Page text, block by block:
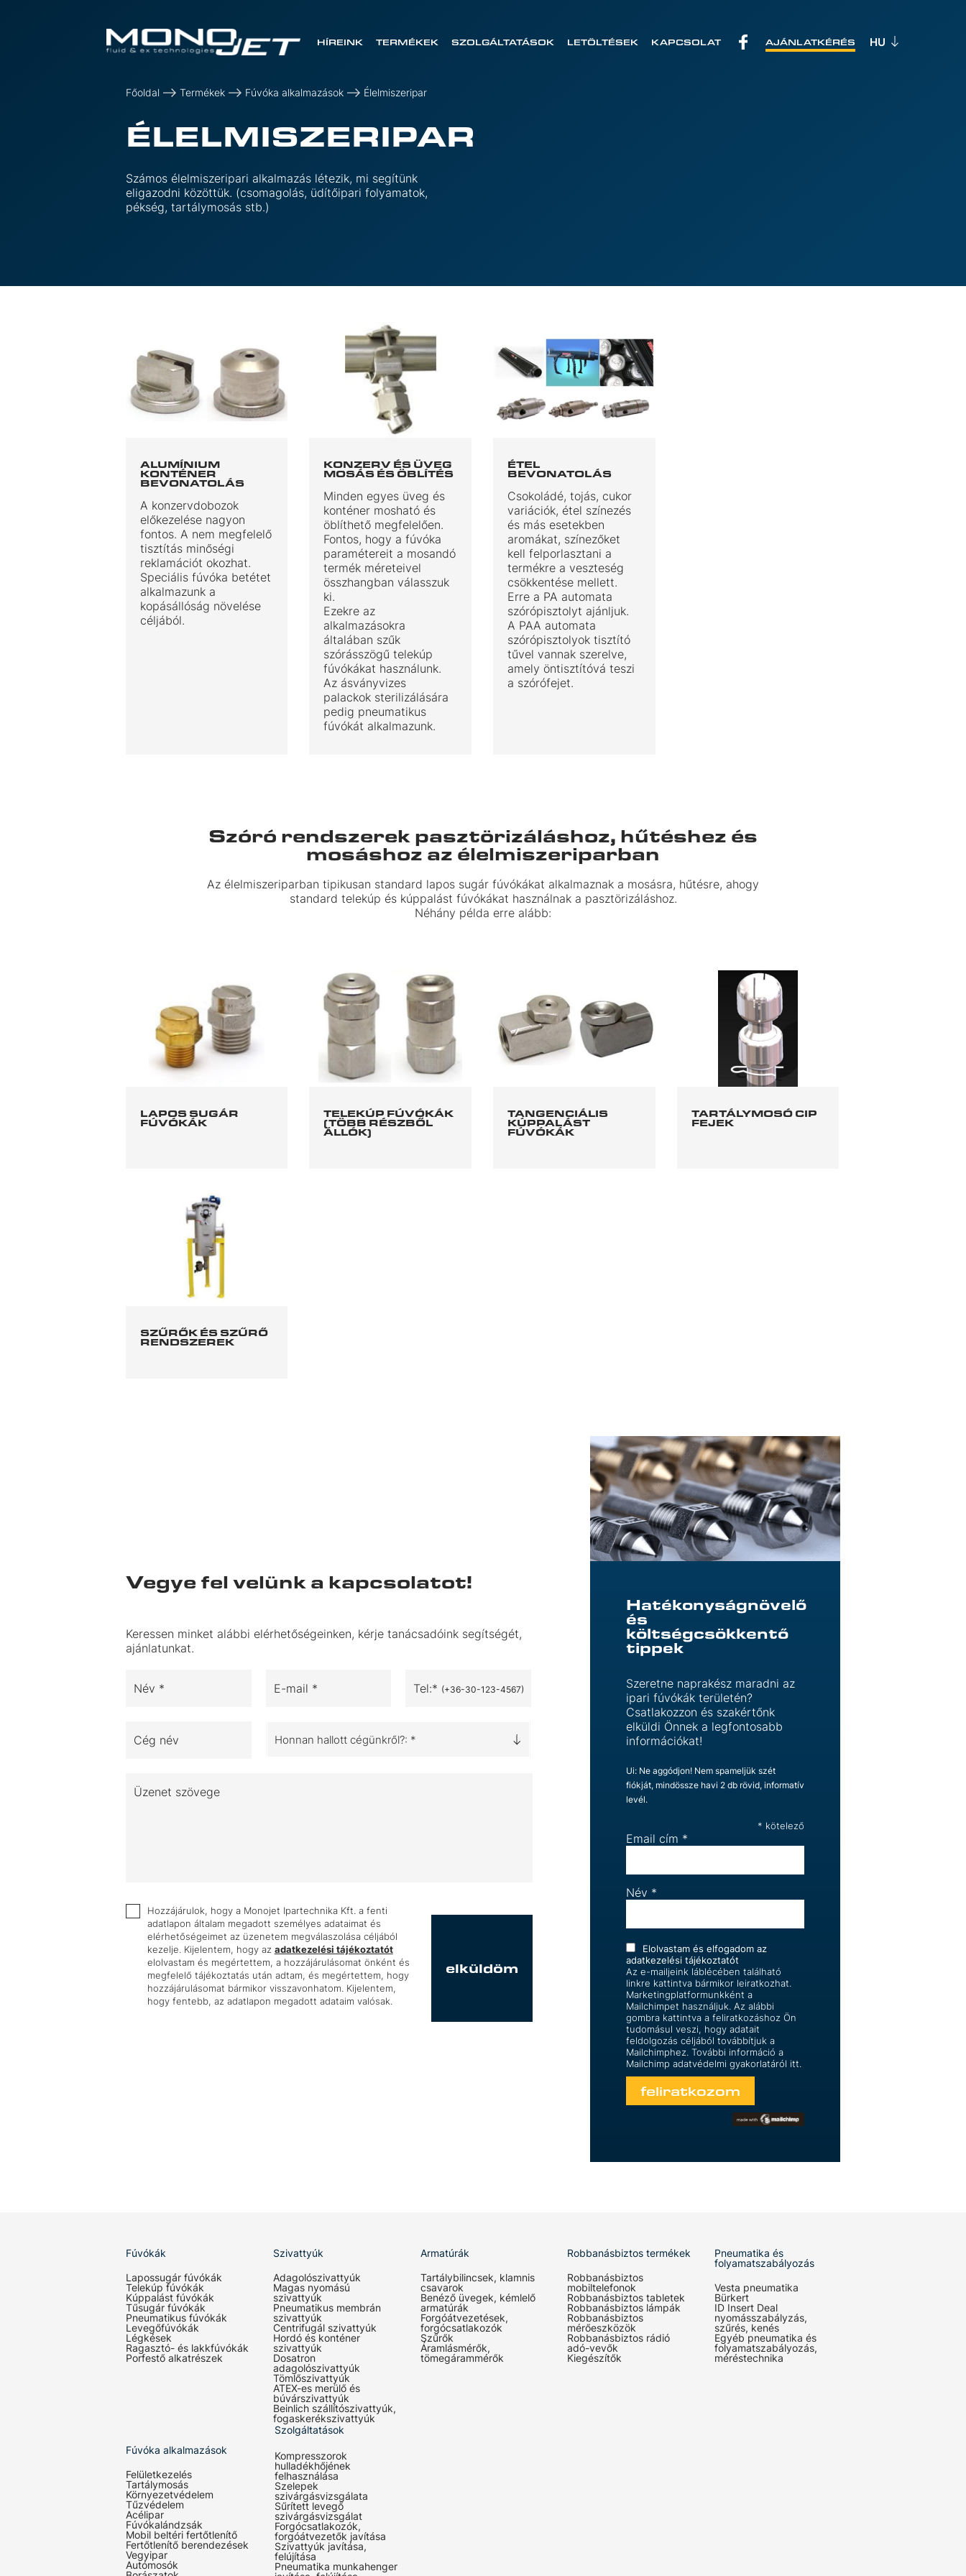
HÍREINK TERMÉKEK SZOLGÁLTATÁSOK LETÖLTÉSEK KAPCSOLAT AJÁNLATKÉRÉS
Ne maradjon le! Nézze meg a konkrét árakat és
termékeket!
megnézem az ajánlatokat
Főoldal Termékek Fúvóka alkalmazások Élelmiszeripar
ÉLELMISZERIPAR
Számos élelmiszeripari alkalmazás létezik, mi segítünk
eligazodni közöttük. (csomagolás, üdítőipari folyamatok,
pékség, tartálymosás stb.)
ALUMÍNIUM
KONTÉNER
BEVONATOLÁS
A konzervdobozok
előkezelése nagyon
fontos. A nem megfelelő
tisztítás minőségi
reklamációt okozhat.
Speciális fúvóka betétet
alkalmazunk a
kopásállóság növelése
céljából.
KONZERV ÉS ÜVEG
MOSÁS ÉS ÖBLÍTÉS
Minden egyes üveg és
konténer mosható és
öblíthető megfelelően.
Fontos, hogy a fúvóka
paramétereit a mosandó
termék méreteivel
összhangban válasszuk
ki.
Ezekre az
alkalmazásokra
általában szűk
szórásszögű telekúp
fúvókákat használunk.
Az ásványvizes
palackok sterilizálására
pedig pneumatikus
fúvókát alkalmazunk.
ÉTEL
BEVONATOLÁS
Csokoládé, tojás, cukor
variációk, étel színezés
és más esetekben
aromákat, színezőket
kell felporlasztani a
termékre a veszteség
csökkentése mellett.
Erre a PA automata
szórópisztolyt ajánljuk.
A PAA automata
szórópisztolyok tisztító
tűvel vannak szerelve,
amely öntisztítóvá teszi
a szórófejet.
Szóró rendszerek pasztörizáláshoz, hűtéshez és
mosáshoz az élelmiszeriparban
Az élelmiszeriparban tipikusan standard lapos sugár fúvókákat alkalmaznak a mosásra, hűtésre, ahogy
standard telekúp és kúppalást fúvókákat használnak a pasztörizáláshoz.
Néhány példa erre alább:
LAPOS SUGÁR
FÚVÓKÁK
TELEKÚP FÚVÓKÁK
(TÖBB RÉSZBŐL
ÁLLÓK)
TANGENCIÁLIS
KÚPPALÁST
FÚVÓKÁK
TARTÁLYMOSÓ CIP
FEJEK
SZŰRŐK ÉS SZŰRŐ
RENDSZEREK
Vegye fel velünk a kapcsolatot!
Keressen minket alábbi elérhetőségeinken, kérje tanácsadóink segítségét,
ajánlatunkat.
Név * E-mail * Tel:* (+36-30-123-4567)
Cég név Honnan hallott cégünkről?: *
Üzenet szövege
Hozzájárulok, hogy a Monojet Ipartechnika Kft. a fenti
adatlapon általam megadott személyes adataimat és
elérhetőségeimet az üzenetem megválaszolása céljából
kezelje. Kijelentem, hogy az adatkezelési tájékoztatót
elolvastam és megértettem, a hozzájárulásomat önként és
megfelelő tájékoztatás után adtam, és megértettem, hogy
hozzájárulásomat bármikor visszavonhatom. Kijelentem,
hogy fentebb, az adatlapon megadott adataim valósak.
elküldöm
Hatékonyságnövelő
és
költségcsökkentő
tippek
Szeretne naprakész maradni az
ipari fúvókák területén?
Csatlakozzon és szakértőnk
elküldi Önnek a legfontosabb
információkat!
Ui: Ne aggódjon! Nem spameljük szét
fiókját, mindössze havi 2 db rövid, informatív
levél.
* kötelező
Email cím *
Név *
Elolvastam és elfogadom az
adatkezelési tájékoztatót
Az e-mailjeink láblécében található
linkre kattintva bármikor leiratkozhat.
Marketingplatformunkként a
Mailchimpet használjuk. Az alábbi
gombra kattintva a feliratkozáshoz Ön
tudomásul veszi, hogy adatait
feldolgozás céljából továbbítjuk a
Mailchimphez. További információ a
Mailchimpadatvédelmi gyakorlatáról itt.
Fúvókák
Lapossugár fúvókák
Telekúp fúvókák
Kúppalást fúvókák
Tűsugár fúvókák
Pneumatikus fúvókák
Levegőfúvókák
Légkések
Ragasztó- és lakkfúvókák
Porfestő alkatrészek
Fúvóka alkalmazások
Felületkezelés
Tartálymosás
Környezetvédelem
Tűzvédelem
Acélipar
Fúvókalándzsák
Mobil beltéri fertőtlenítő
Fertőtlenítő berendezések
Vegyipar
Autómosók
Szivattyúk
Adagolószivattyúk
Magas nyomású
szivattyúk
Pneumatikus membrán
szivattyúk
Centrifugál szivattyúk
Hordó és konténer
szivattyúk
Dosatron
adagolószivattyúk
Tömlőszivattyúk
ATEX-es merülő és
búvárszivattyúk
Beinlich szállítószivattyúk,
fogaskerékszivattyúk
Armatúrák
Tartálybilincsek, klamnis
csavarok
Benéző üvegek, kémlelő
armatúrák
Forgóátvezetések,
forgócsatlakozók
Szűrők
Áramlásmérők,
tömegárammérők
Robbanásbiztos termékek
Robbanásbiztos
mobiltelefonok
Robbanásbiztos tabletek
Robbanásbiztos lámpák
Robbanásbiztos
mérőeszközök
Robbanásbiztos rádió
adó-vevők
Kiegészítők
Pneumatika és
folyamatszabályozás
Vesta pneumatika
Bürkert
ID Insert Deal
nyomásszabályzás,
szűrés, kenés
Egyéb pneumatika és
folyamatszabályozás,
méréstechnika
Szolgáltatások
Kompresszorok
hulladékhőjének
felhasználása
Szelepek
szivárgásvizsgálata
Sűrített levegő
szivárgásvizsgálat
Forgócsatlakozók,
forgóátvezetők javítása
Szivattyúk javítása,
felújítása
Pneumatika munkahenger